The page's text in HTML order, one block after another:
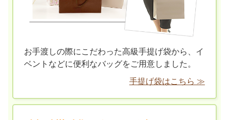
お手渡しの際にこだわった高級手提げ袋から、イ
ベントなどに便利なバッグをご用意しました。
手提げ袋はこちら ≫